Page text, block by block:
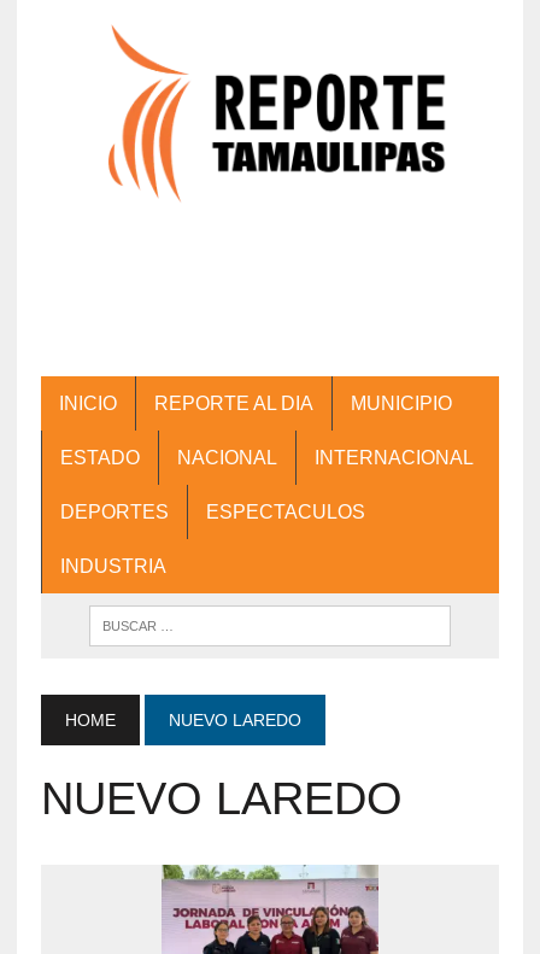
INICIO REPORTE AL DIA MUNICIPIO
ESTADO NACIONAL INTERNACIONAL
DEPORTES ESPECTACULOS
INDUSTRIA
HOME NUEVO LAREDO
NUEVO LAREDO